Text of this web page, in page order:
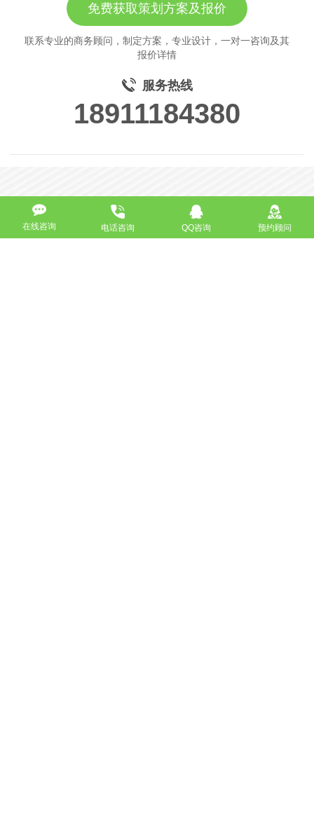
免费获取策划方案及报价
联系专业的商务顾问，制定方案，专业设计，一对一咨询及其
报价详情
服务热线
18911184380
高端网站定制 响应式网站
在线咨询 电话咨询 QQ咨询 预约顾问